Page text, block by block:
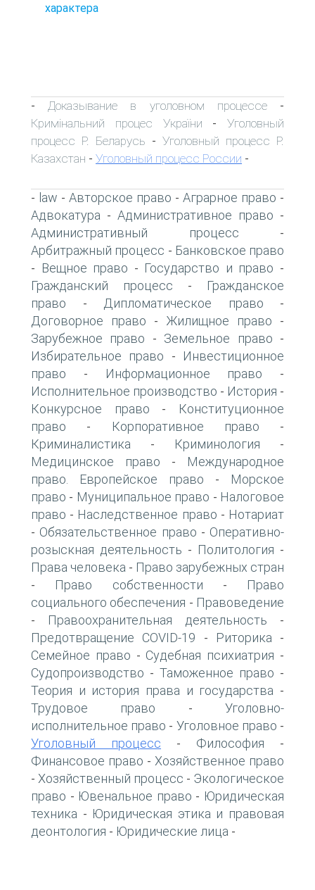
характера
- Доказывание в уголовном процессе-
Кримінальний процес України - Уголовный
процесс Р. Беларусь - Уголовный процесс Р.
Казахстан - Уголовный процесс России -
- law - Авторское право - Аграрное право -
Адвокатура - Административное право -
Административный процесс -
Арбитражный процесс - Банковское право
- Вещное право - Государство и право -
Гражданский процесс -
Гражданское
право - Дипломатическое право -
Договорное право - Жилищное право -
Зарубежное право - Земельное право -
Избирательное право -
Инвестиционное
право - Информационное право -
Исполнительное производство - История -
Конкурсное право -
Конституционное
право - Корпоративное право -
Криминалистика - Криминология -
Медицинское право -
Международное
право. Европейское право -
Морское
право - Муниципальное право - Налоговое
право - Наследственное право - Нотариат
- Обязательственное право - Оперативно-
розыскная деятельность - Политология -
Права человека - Право зарубежных стран
- Право собственности -
Право
социального обеспечения - Правоведение
- Правоохранительная деятельность -
Предотвращение COVID-19 - Риторика -
Семейное право - Судебная психиатрия -
Судопроизводство - Таможенное право -
Теория и история права и государства -
Трудовое право -Уголовно-
исполнительное право - Уголовное право -
Уголовный процесс - Философия -
Финансовое право - Хозяйственное право
- Хозяйственный процесс - Экологическое
право - Ювенальное право - Юридическая
техника - Юридическая этика и правовая
деонтология - Юридические лица -